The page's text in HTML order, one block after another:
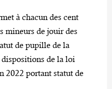
à chacun des cent
mineurs de jouir des
de pupille de la
de la loi
2022 portant statut de